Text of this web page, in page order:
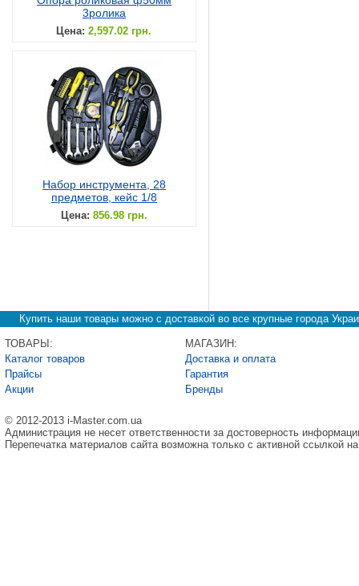
3ролика
Цена: 2,597.02 грн.
Набор инструмента, 28
предметов, кейс 1/8
Цена: 856.98 грн.
Купить наши товары можно с доставкой во все крупные города
ТОВАРЫ:
Каталог товаров
Прайсы
Акции
МАГАЗИН:
Доставка и оплата
Гарантия
Бренды
© 2012-2013 i-Master.com.ua
Администрация не несет ответственности за достоверность
Перепечатка материалов сайта возможна только с активной ссылкой